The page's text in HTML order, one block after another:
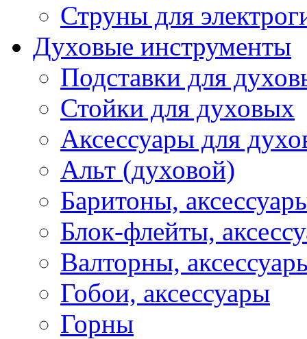
Струны для
Духовые инструменты
Подставки для
Стойки для духовых
Аксессуары для
Альт (духовой)
Баритоны,
Блок-флейты,
Валторны,
Гобои, аксессуары
Горны